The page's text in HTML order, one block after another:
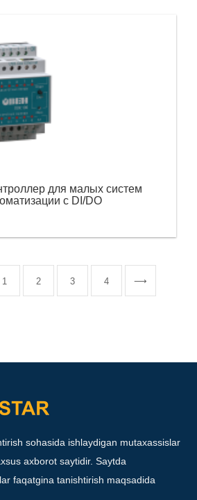
для малых систем
с DI/DO
1 2 3 4 ⟶
sohasida ishlaydigan mutaxassislar
axborot saytidir. Saytda
faqatgina tanishtirish maqsadida